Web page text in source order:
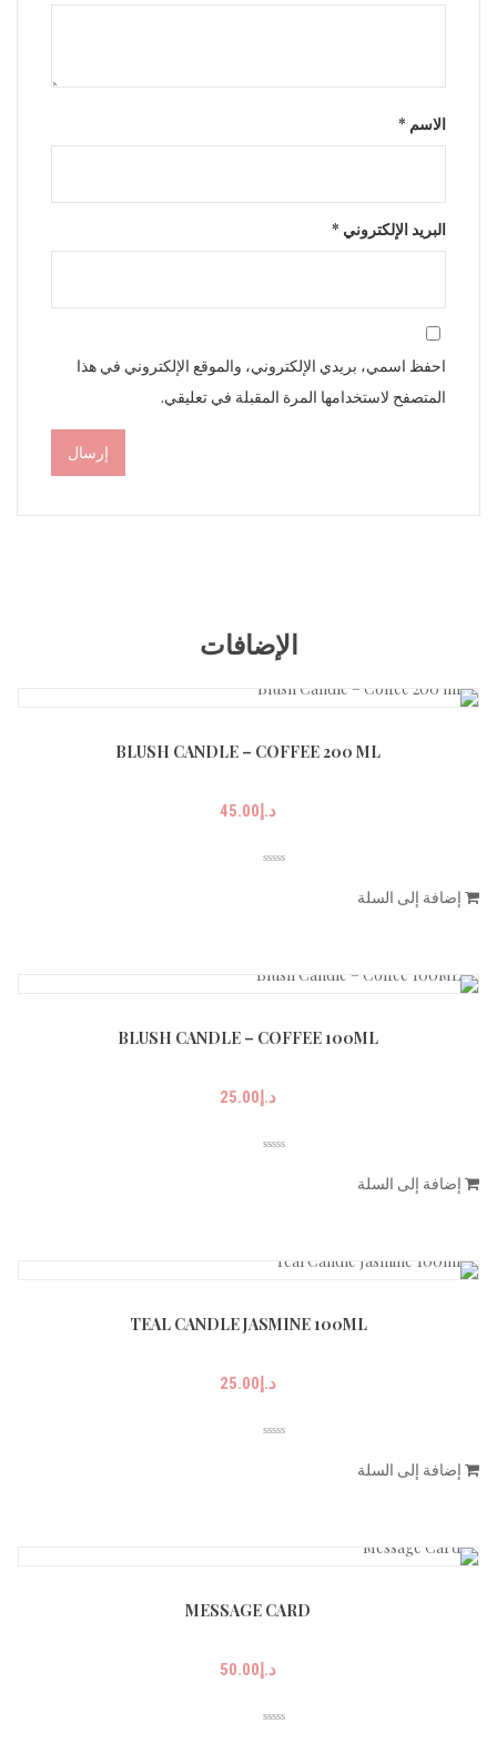
الاسم *
البريد الإلكتروني *
احفظ اسمي، بريدي الإلكتروني، والموقع الإلكتروني في هذا
المتصفح لاستخدامها المرة المقبلة في تعليقي.
الإضافات
BLUSH CANDLE – COFFEE 200 ML
د.إ45.00
إضافة إلى السلة
BLUSH CANDLE – COFFEE 100ML
د.إ25.00
إضافة إلى السلة
TEAL CANDLE JASMINE 100ML
د.إ25.00
إضافة إلى السلة
MESSAGE CARD
د.إ50.00